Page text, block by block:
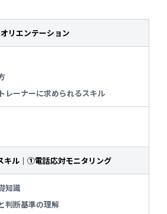
オリエンテーション
レーナーに求められるスキル
キル｜①電話応対モニタリング
知識
判断基準の理解